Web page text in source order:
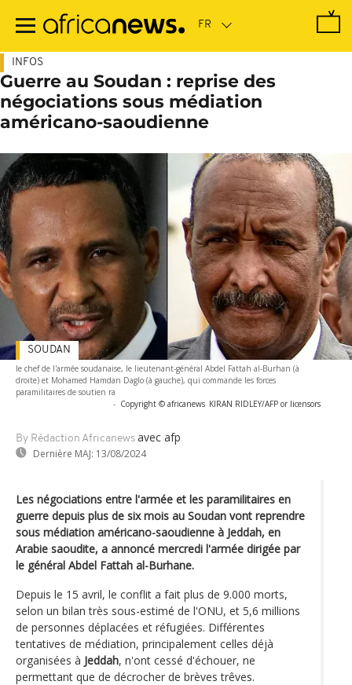
contenu
INFOS
Guerre au Soudan : reprise des
négociations sous médiation
américano-saoudienne
le chef de l'armée soudanaise, le lieutenant-général Abdel Fattah al-Burhan (à
droite) et Mohamed Hamdan Daglo (à gauche), qui commande les forces
paramilitaires de soutien ra
- Copyright © africanews KIRAN RIDLEY/AFP or licensors
By Rédaction Africanews avec afp
Dernière MAJ: 13/08/2024
SOUDAN
Les négociations entre l'armée et les paramilitaires en
guerre depuis plus de six mois au Soudan vont reprendre
sous médiation américano-saoudienne à Jeddah, en
Arabie saoudite, a annoncé mercredi l'armée dirigée par
le général Abdel Fattah al-Burhane.
Depuis le 15 avril, le conflit a fait plus de 9.000 morts,
selon un bilan très sous-estimé de l'ONU, et 5,6 millions
de personnes déplacées et réfugiées. Différentes
tentatives de médiation, principalement celles déjà
organisées à Jeddah, n'ont cessé d'échouer, ne
permettant que de décrocher de brèves trêves.